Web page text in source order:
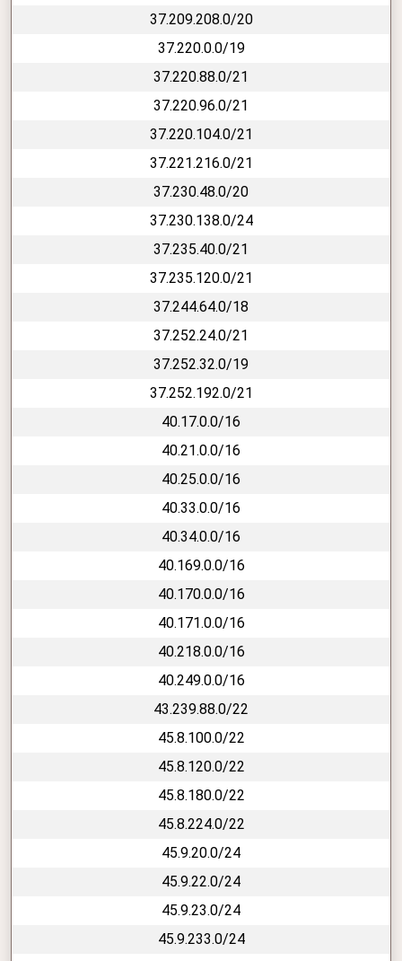
37.209.208.0/20
37.220.0.0/19
37.220.88.0/21
37.220.96.0/21
37.220.104.0/21
37.221.216.0/21
37.230.48.0/20
37.230.138.0/24
37.235.40.0/21
37.235.120.0/21
37.244.64.0/18
37.252.24.0/21
37.252.32.0/19
37.252.192.0/21
40.17.0.0/16
40.21.0.0/16
40.25.0.0/16
40.33.0.0/16
40.34.0.0/16
40.169.0.0/16
40.170.0.0/16
40.171.0.0/16
40.218.0.0/16
40.249.0.0/16
43.239.88.0/22
45.8.100.0/22
45.8.120.0/22
45.8.180.0/22
45.8.224.0/22
45.9.20.0/24
45.9.22.0/24
45.9.23.0/24
45.9.233.0/24